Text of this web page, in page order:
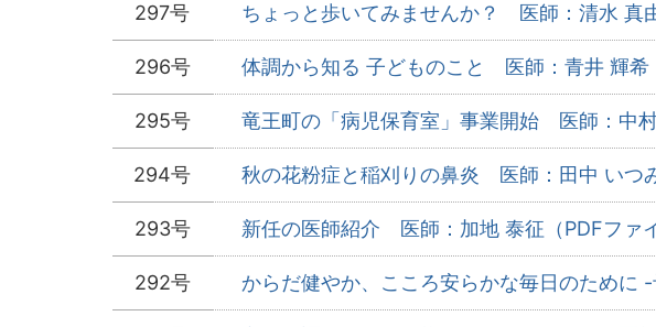
297号 ちょっと歩いてみませんか？ 医師：清水 真
296号 体調から知る 子どものこと 医師：青井 輝希
295号 竜王町の「病児保育室」事業開始 医師：中
294号 秋の花粉症と稲刈りの鼻炎 医師：田中 いつ
293号 新任の医師紹介 医師：加地 泰征（PDFファ
292号 からだ健やか、こころ安らかな毎日のため